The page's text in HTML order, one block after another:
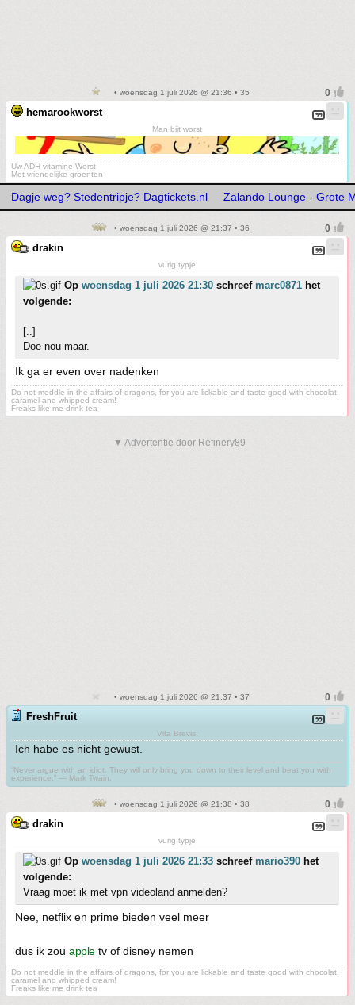
• woensdag 1 juli 2026 @ 21:36 • 35
hemarookworst
Man bijt worst
Uw ADH vitamine Worst
Met vriendelijke groenten
Dagje weg? Stedentripje? Dagtickets.nl Zalando Lounge - Grote
• woensdag 1 juli 2026 @ 21:37 • 36
drakin
vurig typje
Op woensdag 1 juli 2026 21:30 schreef marc0871 het
volgende:
[..]
Doe nou maar.
Ik ga er even over nadenken
Do not meddle in the affairs of dragons, for you are lickable and taste good with chocolat,
caramel and whipped cream!
Freaks like me drink tea
▼ Advertentie door Refinery89
• woensdag 1 juli 2026 @ 21:37 • 37
FreshFruit
Vita Brevis.
Ich habe es nicht gewust.
“Never argue with an idiot. They will only bring you down to their level and beat you with
experience.” ― Mark Twain.
• woensdag 1 juli 2026 @ 21:38 • 38
drakin
vurig typje
Op woensdag 1 juli 2026 21:33 schreef mario390 het
volgende:
Vraag moet ik met vpn videoland anmelden?
Nee, netflix en prime bieden veel meer
dus ik zou appletv of disney nemen
Do not meddle in the affairs of dragons, for you are lickable and taste good with chocolat,
caramel and whipped cream!
Freaks like me drink tea